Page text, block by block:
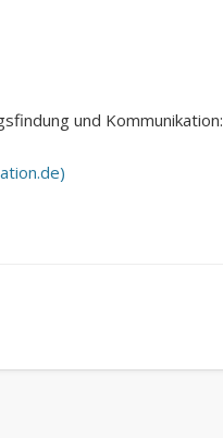
und Kommunikation: